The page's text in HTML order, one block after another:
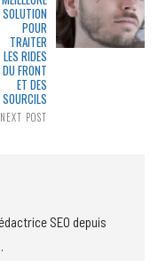
SOLUTION
POUR
TRAITER
LES RIDES
DU FRONT
ET DES
SOURCILS
NEXT POST
SEO depuis